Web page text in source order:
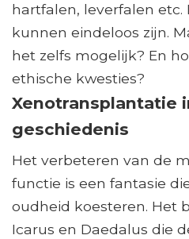
hartfalen, leverfalen
kunnen eindeloos zijn.
het zelfs mogelijk? En
ethische kwesties?
Xenotransplantatie
geschiedenis
Het verbeteren van de
functie is een fantasie
oudheid koesteren. Het
Icarus en Daedalus die